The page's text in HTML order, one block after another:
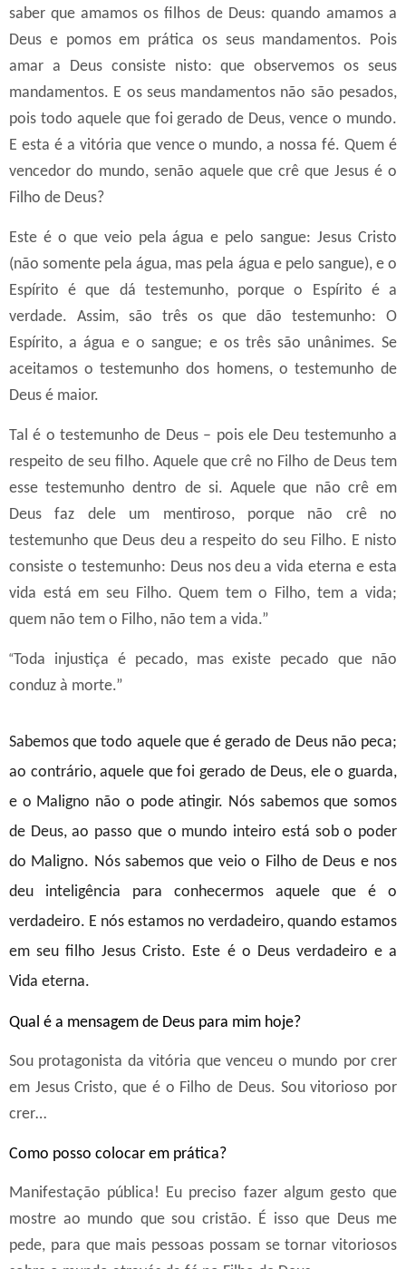
saber que amamos os filhos de Deus: quando amamos a
Deus e pomos em prática os seus mandamentos. Pois
amar a Deus consiste nisto: que observemos os seus
mandamentos. E os seus mandamentos não são pesados,
pois todo aquele que foi gerado de Deus, vence o mundo.
E esta é a vitória que vence o mundo, a nossa fé. Quem é
vencedor do mundo, senão aquele que crê que Jesus é o
Filho de Deus?
Este é o que veio pela água e pelo sangue: Jesus Cristo
(não somente pela água, mas pela água e pelo sangue), e o
Espírito é que dá testemunho, porque o Espírito é a
verdade. Assim, são três os que dão testemunho: O
Espírito, a água e o sangue; e os três são unânimes. Se
aceitamos o testemunho dos homens, o testemunho de
Deus é maior.
Tal é o testemunho de Deus – pois ele Deu testemunho a
respeito de seu filho. Aquele que crê no Filho de Deus tem
esse testemunho dentro de si. Aquele que não crê em
Deus faz dele um mentiroso, porque não crê no
testemunho que Deus deu a respeito do seu Filho. E nisto
consiste o testemunho: Deus nos deu a vida eterna e esta
vida está em seu Filho. Quem tem o Filho, tem a vida;
quem não tem o Filho, não tem a vida.”
“Toda injustiça é pecado, mas existe pecado que não
conduz à morte.”
Sabemos que todo aquele que é gerado de Deus não peca;
ao contrário, aquele que foi gerado de Deus, ele o guarda,
e o Maligno não o pode atingir. Nós sabemos que somos
de Deus, ao passo que o mundo inteiro está sob o poder
do Maligno. Nós sabemos que veio o Filho de Deus e nos
deu inteligência para conhecermos aquele que é o
verdadeiro. E nós estamos no verdadeiro, quando estamos
em seu filho Jesus Cristo. Este é o Deus verdadeiro e a
Vida eterna.
Qual é a mensagem de Deus para mim hoje?
Sou protagonista da vitória que venceu o mundo por crer
em Jesus Cristo, que é o Filho de Deus. Sou vitorioso por
crer…
Como posso colocar em prática?
Manifestação pública! Eu preciso fazer algum gesto que
mostre ao mundo que sou cristão. É isso que Deus me
pede, para que mais pessoas possam se tornar vitoriosos